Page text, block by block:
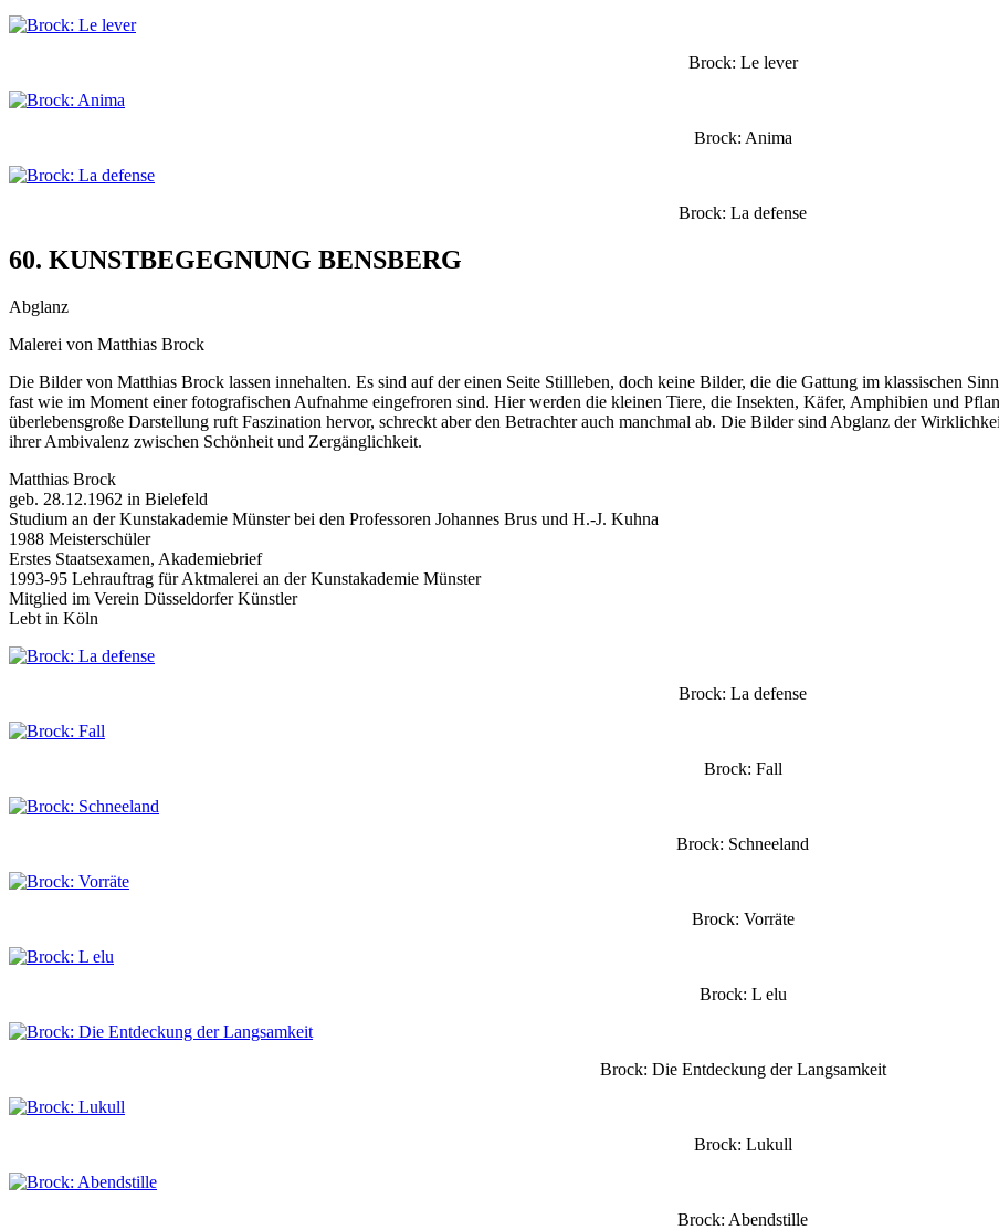
Brock: Le lever
Brock: Anima
Brock: La defense
60. KUNSTBEGEGNUNG BENSBERG
Abglanz
Malerei von Matthias Brock
Die Bilder von Matthias Brock lassen innehalten. Es sind auf der einen Seite Stillleben, doch keine Bilder, die die Gattung im klassischen
fast wie im Moment einer fotografischen Aufnahme eingefroren sind. Hier werden die kleinen Tiere, die Insekten, Käfer, Amphibien und
überlebensgroße Darstellung ruft Faszination hervor, schreckt aber den Betrachter auch manchmal ab. Die Bilder sind Abglanz der
ihrer Ambivalenz zwischen Schönheit und Zergänglichkeit.
Matthias Brock
geb. 28.12.1962 in Bielefeld
Studium an der Kunstakademie Münster bei den Professoren Johannes Brus und H.-J. Kuhna
1988 Meisterschüler
Erstes Staatsexamen, Akademiebrief
1993-95 Lehrauftrag für Aktmalerei an der Kunstakademie Münster
Mitglied im Verein Düsseldorfer Künstler
Lebt in Köln
Brock: La defense
Brock: Fall
Brock: Schneeland
Brock: Vorräte
Brock: L elu
Brock: Die Entdeckung der Langsamkeit
Brock: Lukull
Brock: Abendstille